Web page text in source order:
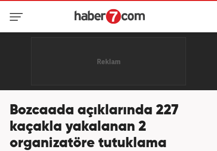
Bozcaada açıklarında 227
kaçakla yakalanan 2
organizatöre tutuklama